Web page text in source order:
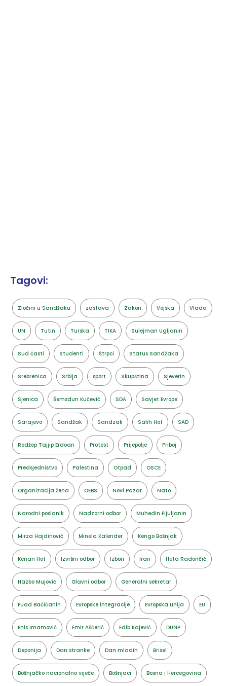
Tagovi:
Zločini u Sandžaku zastava Zakon Vojska Vlada
UN Tutin Turska TIKA Sulejman Ugljanin
Sud časti Studenti Štrpci Status Sandžaka
Srebrenica Srbija sport Skupština Sjeverin
Sjenica Šemsdun Kučević SDA Savjet Evrope
Sarajevo Sandžak Sandzak Salih Hot SAD
Redžep Tajjip Erdoan Protest Prijepolje Priboj
Predsjedništvo Palestina Otpad OSCE
Organizacija žena OEBS Novi Pazar Nato
Narodni poslanik Nadzorni odbor Muhedin Fijuljanin
Mirza Hajdinović Minela Kalender Kengo Bošnjak
Kenan Hot Izvršni odbor Izbori Iran Ifeta Radončić
Hazbo Mujović Glavni odbor Generalni sekretar
Fuad Baćićanin Evropske integracije Evropska unija EU
Enis Imamović Emir Ašćerić Edib Kajević DUNP
Deponija Dan stranke Dan mladih Brisel
Bošnjačko nacionalno vijeće Bošnjaci Bosna i Hercegovina